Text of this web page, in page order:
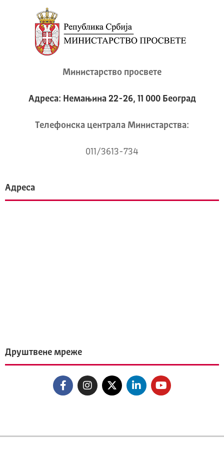
Министарство просвете
Адреса: Немањина 22-26, 11 000 Београд
Телeфонска централа Mинистарства:
011/3613-734
Адреса
Друштвене мреже